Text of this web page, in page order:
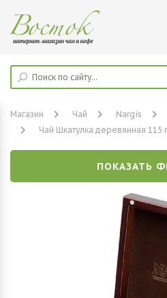
Магазин Чай Nargis
Чай Шкатулка деревянная 115
ПОКАЗАТЬ